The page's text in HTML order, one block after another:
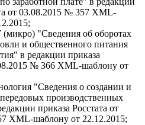
от 03.08.2015 № 357 XML-
"Сведения об оборотах
и общественного питания
в редакции приказа
№ 366 XML-шаблону от
"Сведения о создании и
производственных
приказа Росстата от
XML-шаблону от 22.12.2015;